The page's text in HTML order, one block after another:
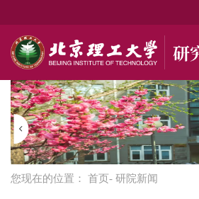
您现在的位置： 首页- 研院新闻